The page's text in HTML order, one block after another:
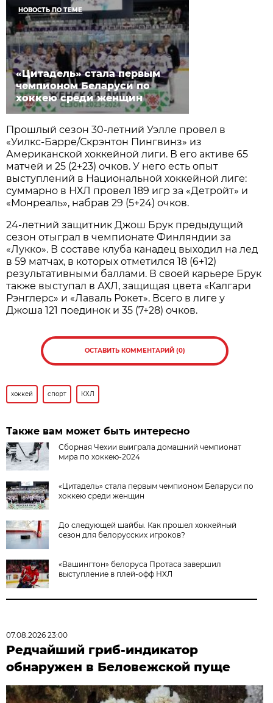
НОВОСТЬ ПО ТЕМЕ
«Цитадель» стала первым
чемпионом Беларуси по
хоккею среди женщин
Прошлый сезон 30-летний Уэлле провел в
«Уилкс-Барре/Скрэнтон Пингвинз» из
Американской хоккейной лиги. В его активе 65
матчей и 25 (2+23) очков. У него есть опыт
выступлений в Национальной хоккейной лиге:
суммарно в НХЛ провел 189 игр за «Детройт» и
«Монреаль», набрав 29 (5+24) очков.
24-летний защитник Джош Брук предыдущий
сезон отыграл в чемпионате Финляндии за
«Лукко». В составе клуба канадец выходил на лед
в 59 матчах, в которых отметился 18 (6+12)
результативными баллами. В своей карьере Брук
также выступал в АХЛ, защищая цвета «Калгари
Рэнглерс» и «Лаваль Рокет». Всего в лиге у
Джоша 121 поединок и 35 (7+28) очков.
ОСТАВИТЬ КОММЕНТАРИЙ (0)
хоккей спорт КХЛ
Также вам может быть интересно
Сборная Чехии выиграла домашний чемпионат
мира по хоккею-2024
«Цитадель» стала первым чемпионом Беларуси по
хоккею среди женщин
До следующей шайбы. Как прошел хоккейный
сезон для белорусских игроков?
«Вашингтон» белоруса Протаса завершил
выступление в плей-офф НХЛ
07.08.2026 23:00
Редчайший гриб-индикатор
обнаружен в Беловежской пуще